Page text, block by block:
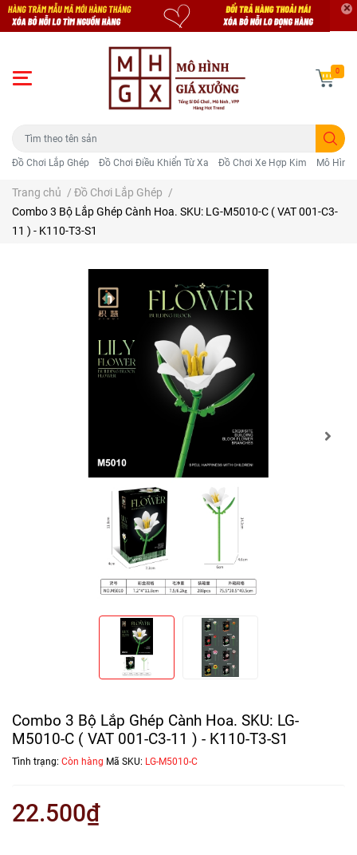
Đồ Chơi Lắp Ghép Đồ Chơi Điều Khiển Từ Xa Đồ Chơi Xe Hợp Kim Mô Hình
0
Trang chủ / Đồ Chơi Lắp Ghép /
Combo 3 Bộ Lắp Ghép Cành Hoa. SKU: LG-M5010-C ( VAT 001-C3-
11 ) - K110-T3-S1
Combo 3 Bộ Lắp Ghép Cành Hoa. SKU: LG-
M5010-C ( VAT 001-C3-11 ) - K110-T3-S1
Tình trạng: Còn hàng Mã SKU: LG-M5010-C
22.500₫